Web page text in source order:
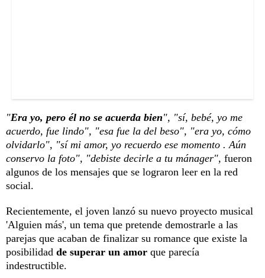
"Era yo, pero él no se acuerda bien", "sí, bebé, yo me
acuerdo, fue lindo", "esa fue la del beso", "era yo, cómo
olvidarlo", "sí mi amor, yo recuerdo ese momento . Aún
conservo la foto", "debiste decirle a tu mánager", fueron
algunos de los mensajes que se lograron leer en la red
social.
Recientemente, el joven lanzó su nuevo proyecto musical
'Alguien más', un tema que pretende demostrarle a las
parejas que acaban de finalizar su romance que existe la
posibilidad de superar un amor que parecía
indestructible.